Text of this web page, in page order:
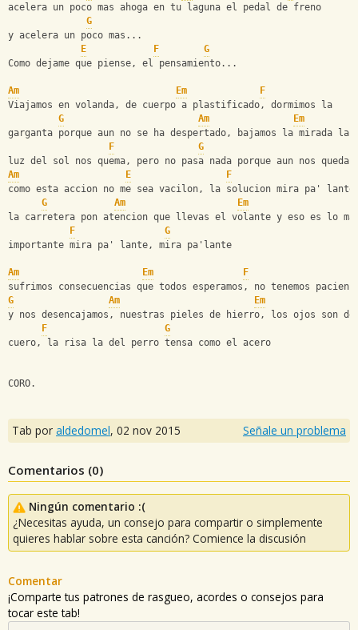
acelera un poco mas ahoga en tu laguna el pedal de freno
G
y acelera un poco mas...
E
F
G
Como dejame que piense, el pensamiento...
Am Em
F
Viajamos en volanda, de cuerpo a plastificado, dormimos la
G
Am
Em
garganta porque aun no se ha despertado, bajamos la mirada la
F
G
luz del sol nos quema, pero no pasa nada porque aun nos queda
Am
E
F
como esta accion no me sea vacilon, la solucion mira pa'
G
Am
Em
la carretera pon atencion que llevas el volante y eso es lo
F
G
importante mira pa' lante, mira pa'lante
Am Em
F
sufrimos consecuencias que todos esperamos, no tenemos
G
Am
Em
y nos desencajamos, nuestras pieles de hierro, los ojos son de
F
G
cuero, la risa la del perro tensa como el acero
CORO.
Tab por aldedomel, 02 nov 2015 Señale un problema
Comentarios (0)
Ningún comentario :(
¿Necesitas ayuda, un consejo para compartir o simplemente
quieres hablar sobre esta canción? Comience la discusión
Comentar
¡Comparte tus patrones de rasgueo, acordes o consejos para
tocar este tab!